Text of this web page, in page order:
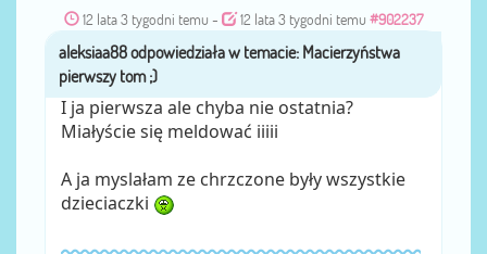
12 lata 3 tygodni temu - 12 lata 3 tygodni temu #902237
przezaleksiaa88
I ja pierwsza ale chyba nie ostatnia?
Miałyście się meldować iiiii
A ja myslałam ze chrzczone były wszystkie
dzieciaczki